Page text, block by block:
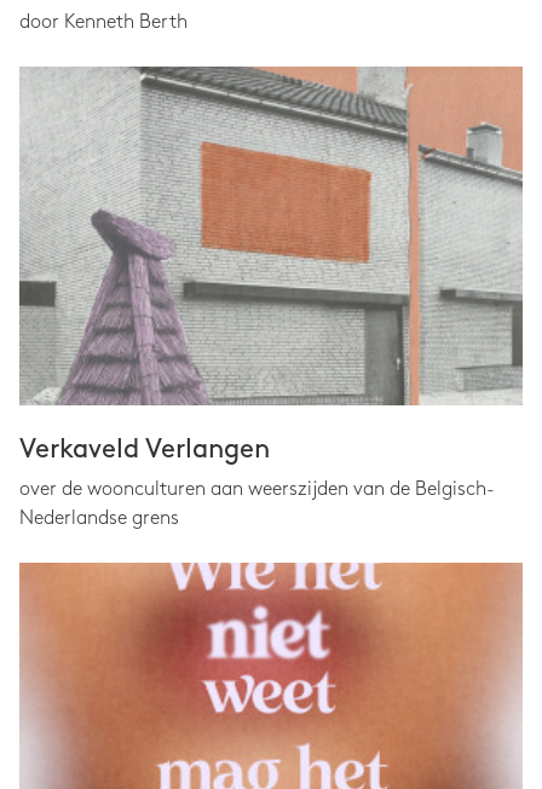
door Kenneth Berth
Verkaveld Verlangen
over de woonculturen aan weerszijden van de Belgisch-
Nederlandse grens